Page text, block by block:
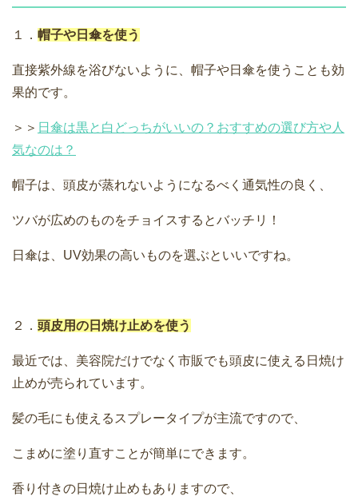
１． 帽子や日傘を使う
直接紫外線を浴びないように、帽子や日傘を使うことも効
果的です。
＞＞ 日傘は黒と白どっちがいいの？おすすめの選び方や人
気なのは？
帽子は、頭皮が蒸れないようになるべく通気性の良く、
ツバが広めのものをチョイスするとバッチリ！
日傘は、UV効果の高いものを選ぶといいですね。
２． 頭皮用の日焼け止めを使う
最近では、美容院だけでなく市販でも頭皮に使える日焼け
止めが売られています。
髪の毛にも使えるスプレータイプが主流ですので、
こまめに塗り直すことが簡単にできます。
香り付きの日焼け止めもありますので、